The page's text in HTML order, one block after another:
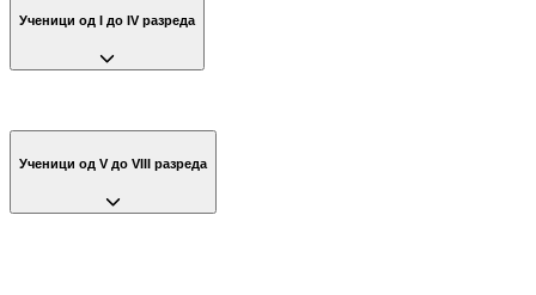
Ученици од I до IV разреда
Ученици од V до VIII разреда